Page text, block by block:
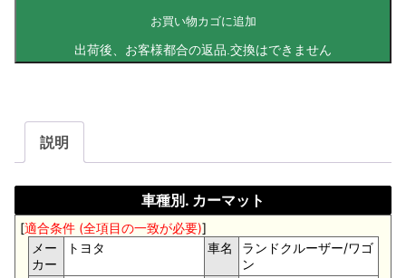
お買い物カゴに追加
説明
車種別. カーマット
[適合条件 (全項目の一致が必要)]
メー
カー
トヨタ 車名
ランドクルーザー/ワゴ
ン